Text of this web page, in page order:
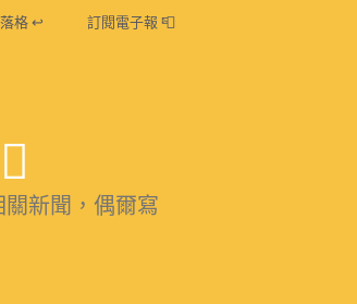
格 ↩ 訂閱電子報 📮
新聞，偶爾寫